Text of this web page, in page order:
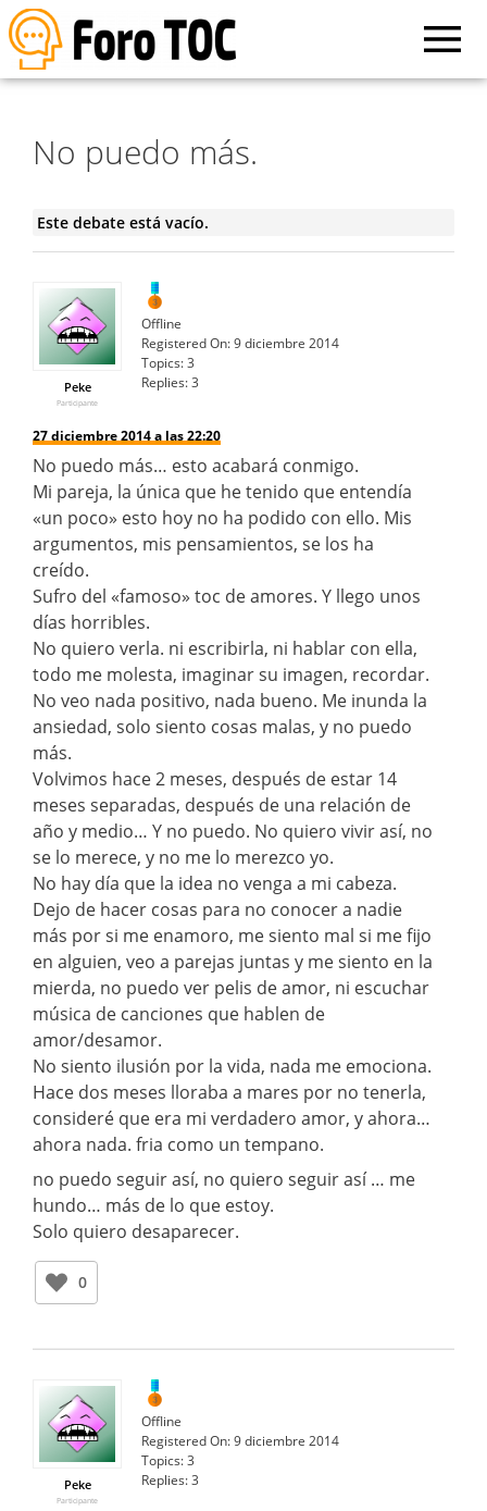
No puedo más.
Este debate está vacío.
Peke
Participante
Offline
Registered On:9 diciembre 2014
Topics:3
Replies:3
27 diciembre 2014 a las 22:20
No puedo más… esto acabará conmigo.
Mi pareja, la única que he tenido que entendía
«un poco» esto hoy no ha podido con ello. Mis
argumentos, mis pensamientos, se los ha
creído.
Sufro del «famoso» toc de amores. Y llego unos
días horribles.
No quiero verla. ni escribirla, ni hablar con ella,
todo me molesta, imaginar su imagen, recordar.
No veo nada positivo, nada bueno. Me inunda la
ansiedad, solo siento cosas malas, y no puedo
más.
Volvimos hace 2 meses, después de estar 14
meses separadas, después de una relación de
año y medio… Y no puedo. No quiero vivir así, no
se lo merece, y no me lo merezco yo.
No hay día que la idea no venga a mi cabeza.
Dejo de hacer cosas para no conocer a nadie
más por si me enamoro, me siento mal si me fijo
en alguien, veo a parejas juntas y me siento en la
mierda, no puedo ver pelis de amor, ni escuchar
música de canciones que hablen de
amor/desamor.
No siento ilusión por la vida, nada me emociona.
Hace dos meses lloraba a mares por no tenerla,
consideré que era mi verdadero amor, y ahora…
ahora nada. fria como un tempano.
no puedo seguir así, no quiero seguir así … me
hundo… más de lo que estoy.
Solo quiero desaparecer.
0
Peke
Participante
Offline
Registered On:9 diciembre 2014
Topics:3
Replies:3